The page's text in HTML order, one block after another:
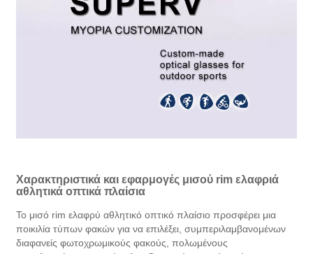
Χαρακτηριστικά και εφαρμογές μισού rim ελαφριά
αθλητικά οπτικά πλαίσια
Το μισό rim ελαφρύ αθλητικό οπτικό πλαίσιο προσφέρει μια
ποικιλία τύπων φακών για να επιλέξει, συμπεριλαμβανομένων
διαφανείς φωτοχρωμικούς φακούς, πολωμένους